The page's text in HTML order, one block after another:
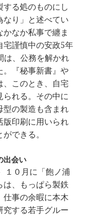
る処のものにし
なり」と述べてい
なか私事で纏ま
宅謹慎中の安政5年
は、公務を解かれ
。『秘事新書』や
、このとき、自宅
られる。その中に
型の製造も含まれ
版印刷に用いられ
できる。
出会い
１０月に「飽ノ浦
、もっぱら製鉄
仕事の余暇に本木
究する若手グルー